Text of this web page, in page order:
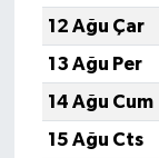
12 Ağu Çar
13 Ağu Per
14 Ağu Cum
15 Ağu Cts